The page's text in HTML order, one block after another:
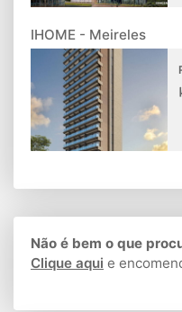
IHOME - Meireles
Não é bem o que
Clique aqui e